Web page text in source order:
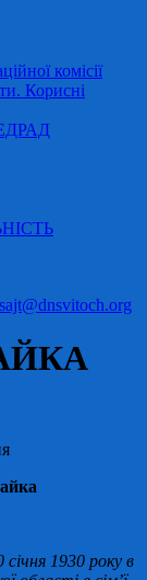
комісії
Корисні
sajt@dnsvitoch.org
1930 року в